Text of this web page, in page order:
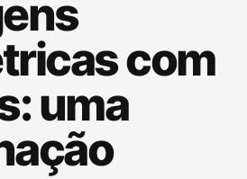
com
uma